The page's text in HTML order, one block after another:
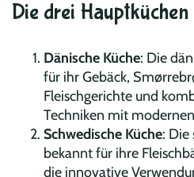
Die drei
Dänische Küche: Die
für ihr Gebäck,
Fleischgerichte und
Techniken mit
Schwedische Küche: Die
bekannt für ihre
die innovative